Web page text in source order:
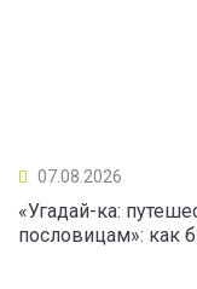
07.08.2026
«Угадай-ка:
пословицам»: как